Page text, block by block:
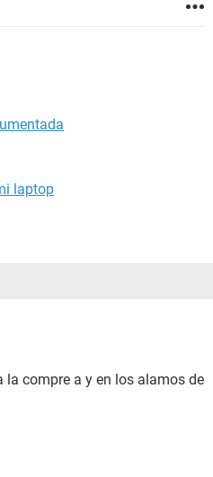
laptop
compre a y en los alamos de